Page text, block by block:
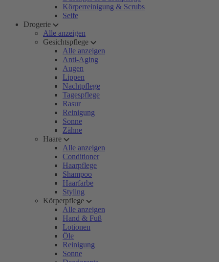
Körperreinigung & Scrubs
Seife
Drogerie
Alle anzeigen
Gesichtspflege
Alle anzeigen
Anti-Aging
Augen
Lippen
Nachtpflege
Tagespflege
Rasur
Reinigung
Sonne
Zähne
Haare
Alle anzeigen
Conditioner
Haarpflege
Shampoo
Haarfarbe
Styling
Körperpflege
Alle anzeigen
Hand & Fuß
Lotionen
Öle
Reinigung
Sonne